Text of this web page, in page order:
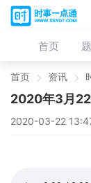
首页
首页 资讯
2020年3月
2020-03-22